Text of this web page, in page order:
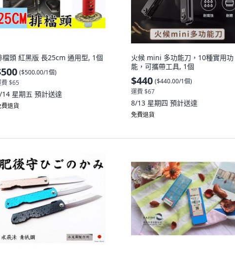
檔頭 紅黑版 長25cm 通用型, 1個
($500.00/1個)
費 $65
星期五 預計送達
費退貨
火候 mini 多功能刀，10種實用功
能，可攜帶工具, 1個
$440 ($440.00/1個)
運費 $67
8/13 星期四 預計送達
免費退貨